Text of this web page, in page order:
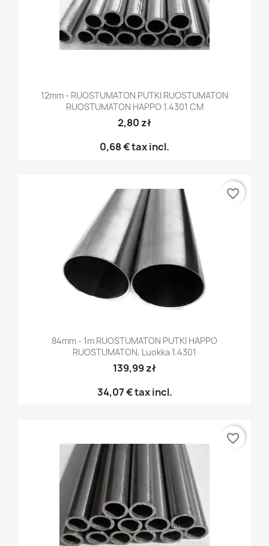
12mm - RUOSTUMATON PUTKI RUOSTUMATON
RUOSTUMATON HAPPO 1.4301 CM
2,80 zł
0,68 €tax incl.
84mm - 1m RUOSTUMATON PUTKI HAPPO
RUOSTUMATON, Luokka 1.4301
139,99 zł
34,07 €tax incl.
favorite_border
favorite_border